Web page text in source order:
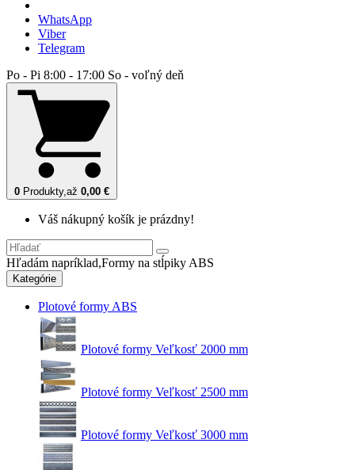
WhatsApp
Viber
Telegram
Po - Pi 8:00 - 17:00 So - voľný deň
0 Produkty,až 0,00 €
Váš nákupný košík je prázdny!
Hľadám napríklad,Formy na stĺpiky ABS
Kategórie
Plotové formy ABS
Plotové formy Veľkosť 2000 mm
Plotové formy Veľkosť 2500 mm
Plotové formy Veľkosť 3000 mm